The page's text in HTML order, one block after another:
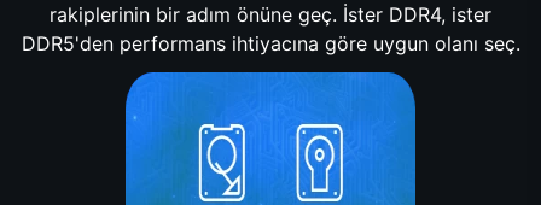
rakiplerinin bir adım önüne geç. İster DDR4, ister
DDR5'den performans ihtiyacına göre uygun olanı seç.